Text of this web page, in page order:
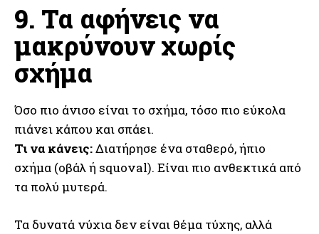
9. Τα αφήνεις να
μακρύνουν χωρίς
σχήμα
Όσο πιο άνισο είναι το σχήμα, τόσο πιο εύκολα
πιάνει κάπου και σπάει.
Τι να κάνεις:Διατήρησε ένα σταθερό, ήπιο
σχήμα (οβάλ ή squoval). Είναι πιο ανθεκτικά από
τα πολύ μυτερά.
Τα δυνατά νύχια δεν είναι θέμα τύχης, αλλά